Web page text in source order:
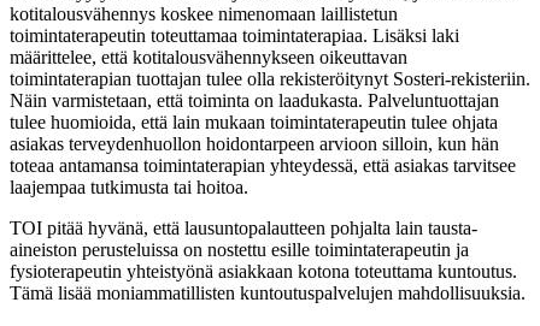
kotitalousvähennys koskee nimenomaan laillistetun
toimintaterapeutin toteuttamaa toimintaterapiaa. Lisäksi laki
määrittelee, että kotitalousvähennykseen oikeuttavan
toimintaterapian tuottajan tulee olla rekisteröitynyt Sosteri-rekisteriin.
Näin varmistetaan, että toiminta on laadukasta. Palveluntuottajan
tulee huomioida, että lain mukaan toimintaterapeutin tulee ohjata
asiakas terveydenhuollon hoidontarpeen arvioon silloin, kun hän
toteaa antamansa toimintaterapian yhteydessä, että asiakas tarvitsee
laajempaa tutkimusta tai hoitoa.
TOI pitää hyvänä, että lausuntopalautteen pohjalta lain tausta-
aineiston perusteluissa on nostettu esille toimintaterapeutin ja
fysioterapeutin yhteistyönä asiakkaan kotona toteuttama kuntoutus.
Tämä lisää moniammatillisten kuntoutuspalvelujen mahdollisuuksia.